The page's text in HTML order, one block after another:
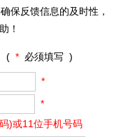
保反馈信息的及时性，
！
( *必须填写 )
*
*
)或11位手机号码